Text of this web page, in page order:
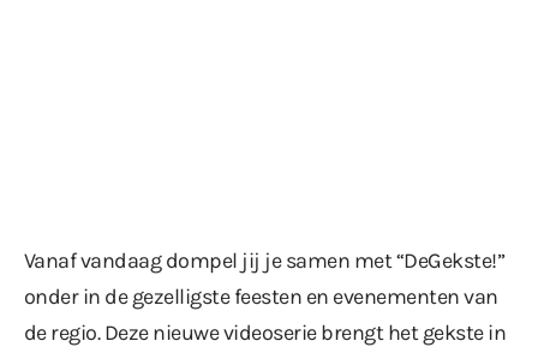
Vanaf vandaag dompel jij je samen met “DeGekste!”
onder in de gezelligste feesten en evenementen van
de regio. Deze nieuwe videoserie brengt het gekste in